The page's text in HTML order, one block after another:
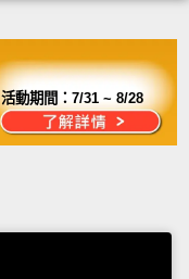
活動期間：7/31 ~ 8/28